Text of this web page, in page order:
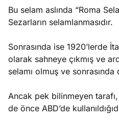
Bu selam aslında “Roma
Sezarların selamlanmasıdır.
Sonrasında ise 1920’lerde
olarak sahneye çıkmış ve
selamı olmuş ve
Ancak pek bilinmeyen
de önce ABD’de